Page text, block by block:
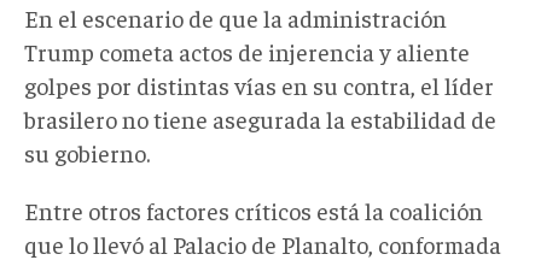
En el escenario de que la administración
Trump cometa actos de injerencia y aliente
golpes por distintas vías en su contra, el líder
brasilero no tiene asegurada la estabilidad de
su gobierno.
Entre otros factores críticos está la coalición
que lo llevó al Palacio de Planalto, conformada